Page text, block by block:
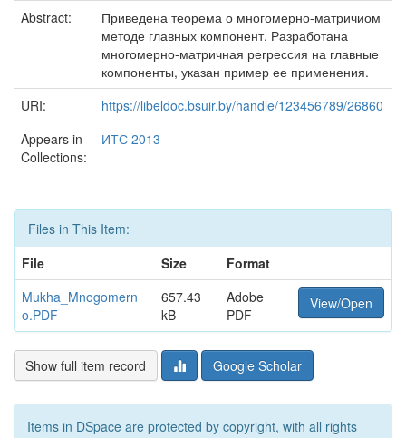
Abstract:
Приведена теорема о многомерно-матричиом
методе главных компонент. Разработана
многомерно-матричная регрессия на главные
компоненты, указан пример ее применения.
URI:
https://libeldoc.bsuir.by/handle/123456789/26860
Appears in
Collections:
ИТС 2013
Files in This Item:
File
Size
Format
Mukha_Mnogomern
o.PDF
657.43
kB
Adobe
PDF
View/Open
Show full item record Google Scholar
Items in DSpace are protected by copyright, with all rights